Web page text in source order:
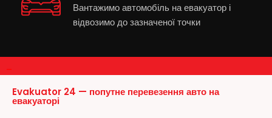
Вантажимо автомобіль на евакуатор і
відвозимо до зазначеної точки
–
Evakuator 24 — попутне перевезення авто на
евакуаторі